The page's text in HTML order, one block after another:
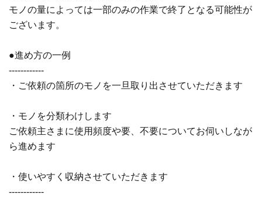
モノの量によっては一部のみの作業で終了となる可能性が
ございます。
●進め方の一例
------------
・ご依頼の箇所のモノを一旦取り出させていただきます
・モノを分類わけします
ご依頼主さまに使用頻度や要、不要についてお伺いしなが
ら進めます
・使いやすく収納させていただきます
------------